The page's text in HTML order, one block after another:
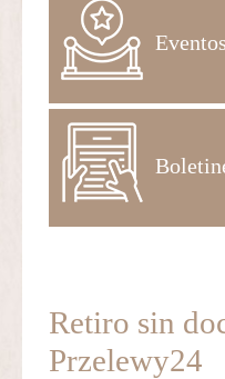
Retiro sin
Przelewy24